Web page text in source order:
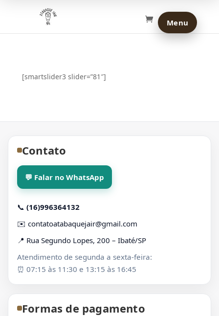
[smartslider3 slider=”81″]
Contato
💬 Falar no WhatsApp
📞 (16)996364132
✉️ contatoatabaquejair@gmail.com
📍 Rua Segundo Lopes, 200 – Ibaté/SP
Atendimento de segunda a sexta-feira:
⏰ 07:15 às 11:30 e 13:15 às 16:45
Formas de pagamento